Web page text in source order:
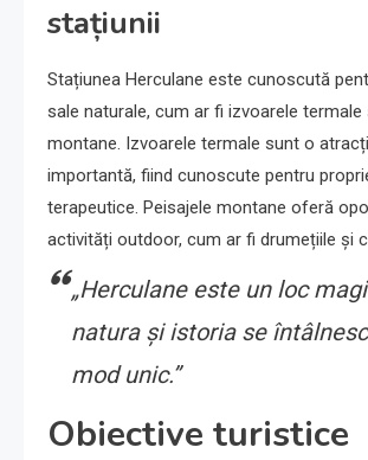
stațiunii
Stațiunea Herculane este cunoscută
sale naturale, cum ar fi izvoarele termale
montane. Izvoarele termale sunt o
importantă, fiind cunoscute pentru
terapeutice. Peisajele montane oferă
activități outdoor, cum ar fi drumețiile și
„Herculane este un loc
natura și istoria se
mod unic.”
Obiective turistice